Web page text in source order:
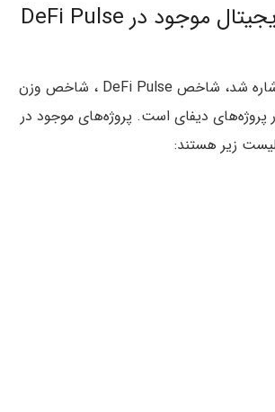
دارایی های دیجیتال موجود در DeFi Pulse
همانطور که در بالا اشاره شد، شاخص DeFi Pulse ، شاخص وزن
پروژه‌های دیفای است. پروژه‌های موجود در
زیر هستند: